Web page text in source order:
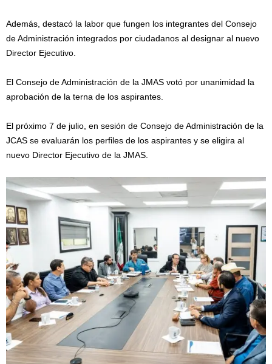
Además, destacó la labor que fungen los integrantes del Consejo
de Administración integrados por ciudadanos al designar al nuevo
Director Ejecutivo.
El Consejo de Administración de la JMAS votó por unanimidad la
aprobación de la terna de los aspirantes.
El próximo 7 de julio, en sesión de Consejo de Administración de la
JCAS se evaluarán los perfiles de los aspirantes y se eligira al
nuevo Director Ejecutivo de la JMAS.